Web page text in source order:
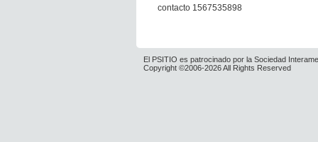
contacto 1567535898
El PSITIO es patrocinado por la Sociedad
Copyright ©2006-2026 All Rights Reserved